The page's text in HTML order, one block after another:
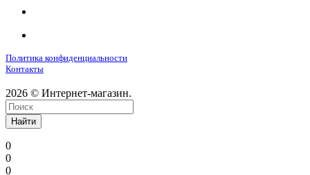
Политика конфиденциальности
Контакты
2026 © Интернет-магазин.
Найти
0
0
0